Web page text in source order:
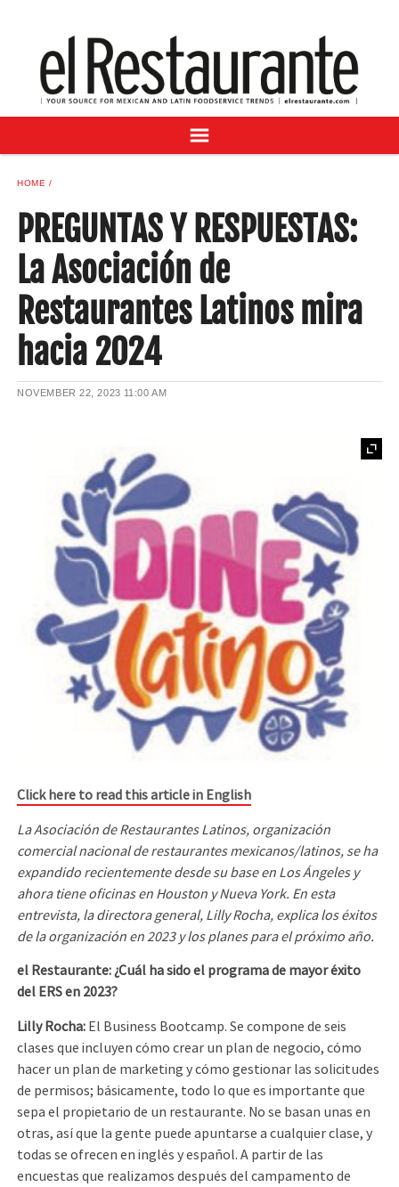
DIGITAL ISSUES
RECIPES
BUYER'S GUIDE
ADVERTISE
SAMPLE CENTER
MEXICAN WINE/LIQUOR
HOME
PREGUNTAS Y RESPUESTAS:
La Asociación de
Restaurantes Latinos mira
hacia 2024
NOVEMBER 22, 2023 11:00 AM
Click here to read this article in English
La Asociación de Restaurantes Latinos, organización
comercial nacional de restaurantes mexicanos/latinos, se ha
expandido recientemente desde su base en Los Ángeles y
ahora tiene oficinas en Houston y Nueva York. En esta
entrevista, la directora general, Lilly Rocha, explica los éxitos
de la organización en 2023 y los planes para el próximo año.
el Restaurante: ¿Cuál ha sido el programa de mayor éxito
del ERS en 2023?
Lilly Rocha: El Business Bootcamp. Se compone de seis
clases que incluyen cómo crear un plan de negocio, cómo
hacer un plan de marketing y cómo gestionar las solicitudes
de permisos; básicamente, todo lo que es importante que
sepa el propietario de un restaurante. No se basan unas en
otras, así que la gente puede apuntarse a cualquier clase, y
todas se ofrecen en inglés y español. A partir de las
encuestas que realizamos después del campamento de